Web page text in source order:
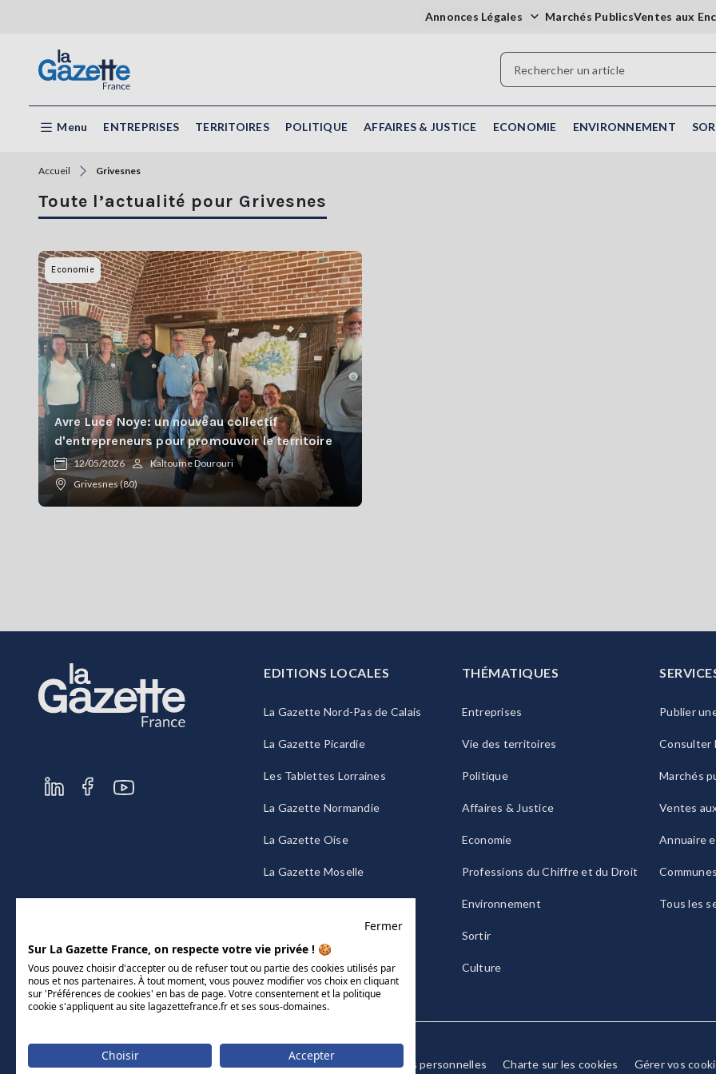
Annonces Légales Marchés PublicsVentes aux
Menu ENTREPRISES TERRITOIRES POLITIQUE AFFAIRES & JUSTICE ECONOMIE ENVIRONNEMENT
Accueil Grivesnes
Toute l’actualité pour Grivesnes
Economie
Avre Luce Noye: un nouveau collectif
d'entrepreneurs pour promouvoir le territoire
12/05/2026
Kaltoume Dourouri
Grivesnes (80)
EDITIONS LOCALES
La Gazette Nord-Pas de Calais
La Gazette Picardie
Les Tablettes Lorraines
La Gazette Normandie
La Gazette Oise
La Gazette Moselle
THÉMATIQUES
Entreprises
Vie des territoires
Politique
Affaires & Justice
Economie
Professions du Chiffre et du Droit
Environnement
Sortir
Culture
Publier
Consulter
Marchés
Ventes
Annuaire
Communes
Tous les
Mentions légales CGU/CGV Données personnelles Charte sur les cookies Gérer vos
Fermer
Sur La Gazette France, on respecte votre vie privée ! 🍪
Vous pouvez choisir d'accepter ou de refuser tout ou partie des cookies utilisés par
nous et nos partenaires. À tout moment, vous pouvez modifier vos choix en cliquant
sur 'Préférences de cookies' en bas de page. Votre consentement et la politique
cookie s'appliquent au site lagazettefrance.fr et ses sous-domaines.
Choisir Accepter